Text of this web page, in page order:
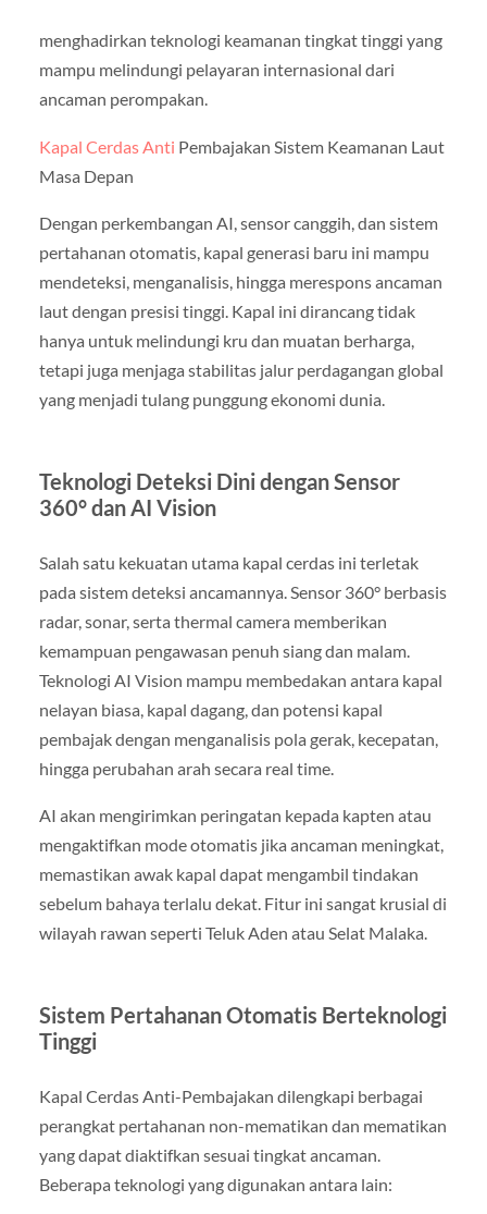
menghadirkan teknologi keamanan tingkat tinggi yang
mampu melindungi pelayaran internasional dari
ancaman perompakan.
Kapal Cerdas Anti Pembajakan Sistem Keamanan Laut
Masa Depan
Dengan perkembangan AI, sensor canggih, dan sistem
pertahanan otomatis, kapal generasi baru ini mampu
mendeteksi, menganalisis, hingga merespons ancaman
laut dengan presisi tinggi. Kapal ini dirancang tidak
hanya untuk melindungi kru dan muatan berharga,
tetapi juga menjaga stabilitas jalur perdagangan global
yang menjadi tulang punggung ekonomi dunia.
Teknologi Deteksi Dini dengan Sensor
360° dan AI Vision
Salah satu kekuatan utama kapal cerdas ini terletak
pada sistem deteksi ancamannya. Sensor 360° berbasis
radar, sonar, serta thermal camera memberikan
kemampuan pengawasan penuh siang dan malam.
Teknologi AI Vision mampu membedakan antara kapal
nelayan biasa, kapal dagang, dan potensi kapal
pembajak dengan menganalisis pola gerak, kecepatan,
hingga perubahan arah secara real time.
AI akan mengirimkan peringatan kepada kapten atau
mengaktifkan mode otomatis jika ancaman meningkat,
memastikan awak kapal dapat mengambil tindakan
sebelum bahaya terlalu dekat. Fitur ini sangat krusial di
wilayah rawan seperti Teluk Aden atau Selat Malaka.
Sistem Pertahanan Otomatis Berteknologi
Tinggi
Kapal Cerdas Anti-Pembajakan dilengkapi berbagai
perangkat pertahanan non-mematikan dan mematikan
yang dapat diaktifkan sesuai tingkat ancaman.
Beberapa teknologi yang digunakan antara lain: